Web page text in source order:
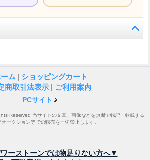
ム | ショッピングカート
商取引法表示 | ご利用案内
PCサイト
Reserved 当サイトの文章、画像などを無断で転記・転載する
オークション等での転売を一切禁止します。
ーストーンでは物足りない方へ▼